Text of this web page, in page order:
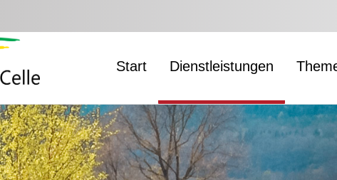
Start Dienstleistungen